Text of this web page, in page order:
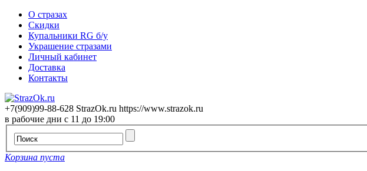
О стразах
Скидки
Купальники RG б/у
Украшение стразами
Личный кабинет
Доставка
Контакты
+7(909)99-88-628 StrazOk.ru https://www.strazok.ru
в рабочие дни с 11 до 19:00
Корзина пуста